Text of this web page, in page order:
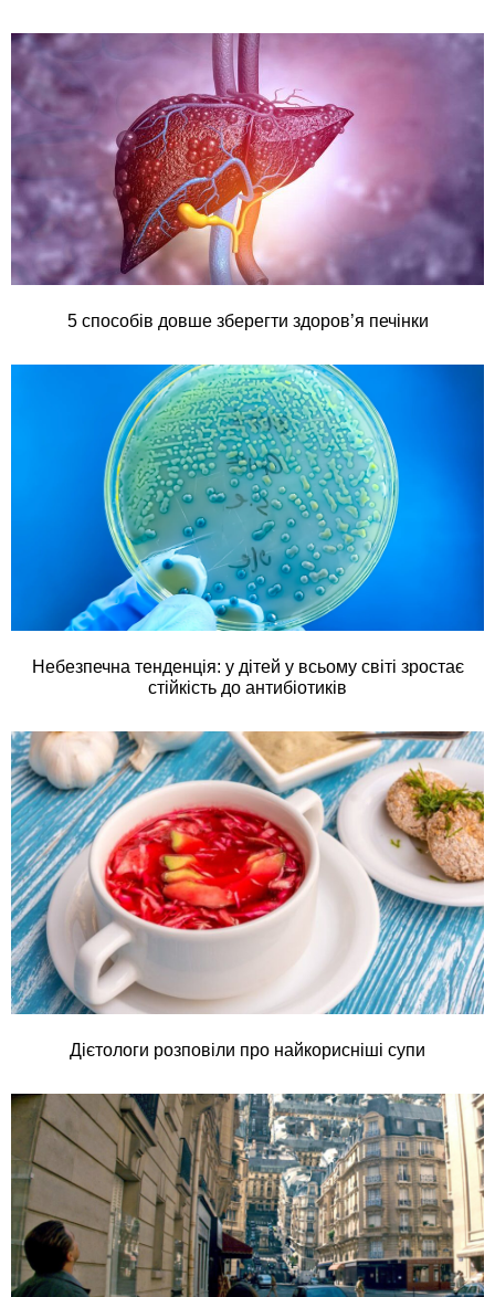
5 способів довше зберегти здоров’я печінки
Небезпечна тенденція: у дітей у всьому світі зростає
стійкість до антибіотиків
Дієтологи розповіли про найкорисніші супи